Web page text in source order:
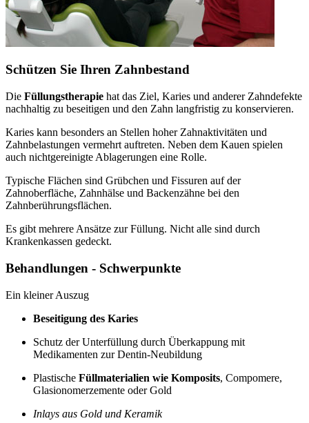
Schützen Sie Ihren Zahnbestand
Die Füllungstherapie hat das Ziel, Karies und anderer Zahndefekte
nachhaltig zu beseitigen und den Zahn langfristig zu konservieren.
Karies kann besonders an Stellen hoher Zahnaktivitäten und
Zahnbelastungen vermehrt auftreten. Neben dem Kauen spielen
auch nichtgereinigte Ablagerungen eine Rolle.
Typische Flächen sind Grübchen und Fissuren auf der
Zahnoberfläche, Zahnhälse und Backenzähne bei den
Zahnberührungsflächen.
Es gibt mehrere Ansätze zur Füllung. Nicht alle sind durch
Krankenkassen gedeckt.
Behandlungen - Schwerpunkte
Ein kleiner Auszug
Beseitigung des Karies
Schutz der Unterfüllung durch Überkappung mit
Medikamenten zur Dentin-Neubildung
Plastische Füllmaterialien wie Komposits, Compomere,
Glasionomerzemente oder Gold
Inlays aus Gold und Keramik